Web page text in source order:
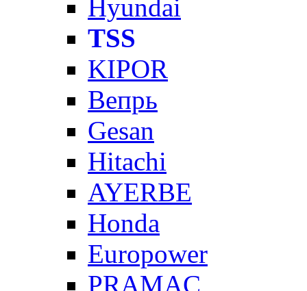
Hyundai
TSS
KIPOR
Вепрь
Gesan
Hitachi
AYERBE
Honda
Europower
PRAMAC